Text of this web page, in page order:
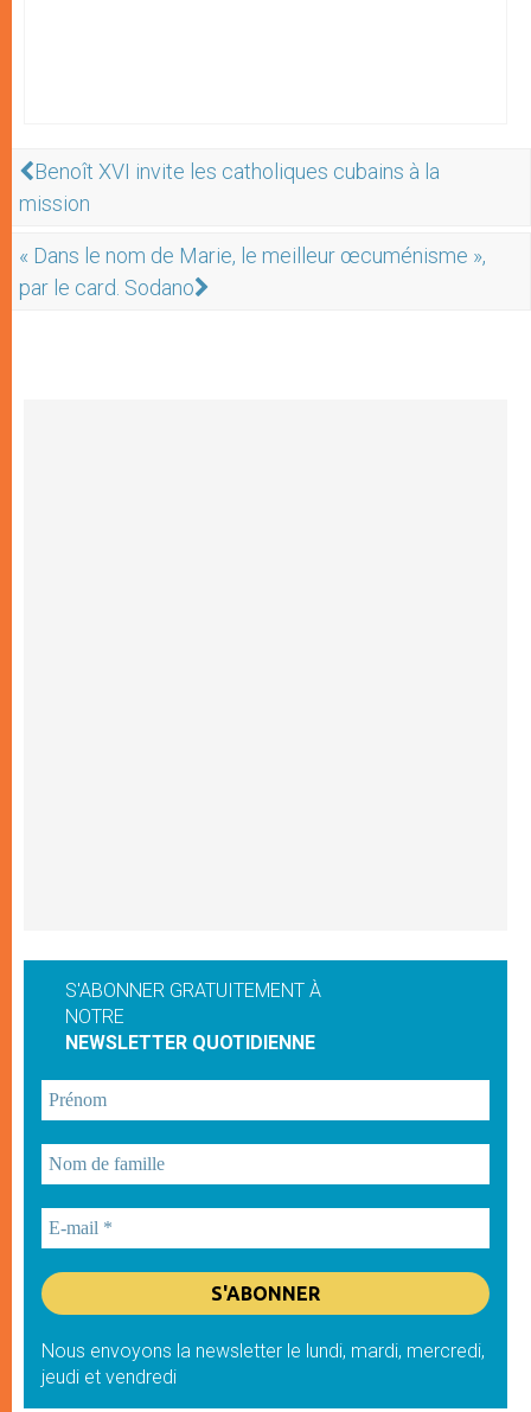
Benoît XVI invite les catholiques cubains à la
mission
« Dans le nom de Marie, le meilleur œcuménisme »,
par le card. Sodano
S'ABONNER GRATUITEMENT À
NOTRE
NEWSLETTER QUOTIDIENNE
Nous envoyons la newsletter le lundi, mardi, mercredi,
jeudi et vendredi